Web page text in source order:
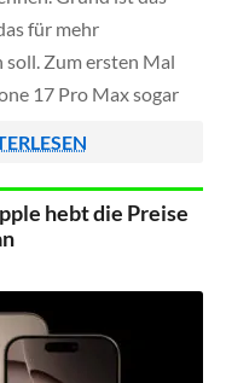
für mehr
soll. Zum ersten Mal
17 Pro Max sogar
hebt die Preise